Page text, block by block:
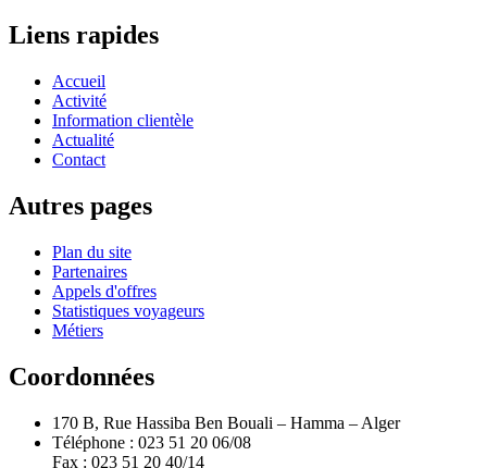
Liens rapides
Accueil
Activité
Information clientèle
Actualité
Contact
Autres pages
Plan du site
Partenaires
Appels d'offres
Statistiques voyageurs
Métiers
Coordonnées
170 B, Rue Hassiba Ben Bouali – Hamma – Alger
Téléphone : 023 51 20 06/08
Fax : 023 51 20 40/14